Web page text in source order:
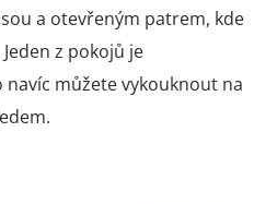
a otevřeným patrem, kde
z pokojů je
můžete vykouknout na